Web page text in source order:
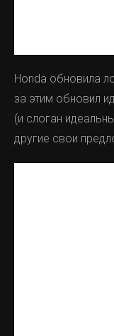
Honda обновила
за этим обновил
(и слоган
другие свои